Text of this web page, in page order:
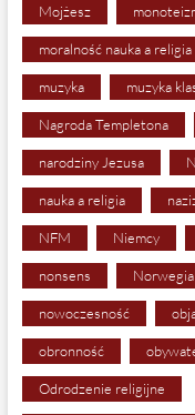
Mojżesz
moralność nauka a religia
muzyka muzyka
Nagroda Templetona
narodziny Jezusa
nauka a religia
NFM Niemcy
nonsens Norwegia
nowoczesność
obronność
Odrodzenie religijne